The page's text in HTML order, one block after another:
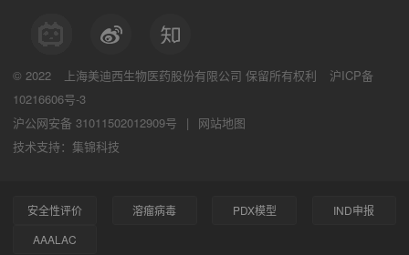
© 2022 上海美迪西生物医药股份有限公司 保留所有权利
沪ICP备
10216606号-3
沪公网安备 31011502012909号
|
网站地图
技术支持：集锦科技
安全性评价 溶瘤病毒 PDX模型
IND申报
AAALAC